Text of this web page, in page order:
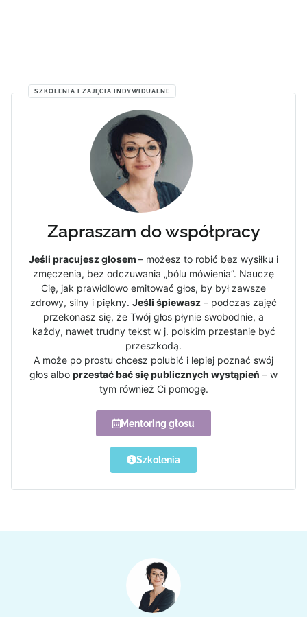
Zapraszam do współpracy
Jeśli pracujesz głosem – możesz to robić bez wysiłku i
zmęczenia, bez odczuwania „bólu mówienia”. Nauczę
Cię, jak prawidłowo emitować głos, by był zawsze
zdrowy, silny i piękny. Jeśli śpiewasz – podczas zajęć
przekonasz się, że Twój głos płynie swobodnie, a
każdy, nawet trudny tekst w j. polskim przestanie być
przeszkodą.
A może po prostu chcesz polubić i lepiej poznać swój
głos albo przestać bać się publicznych wystąpień – w
tym również Ci pomogę.
Mentoring głosu
Szkolenia
SZKOLENIA I ZAJĘCIA INDYWIDUALNE